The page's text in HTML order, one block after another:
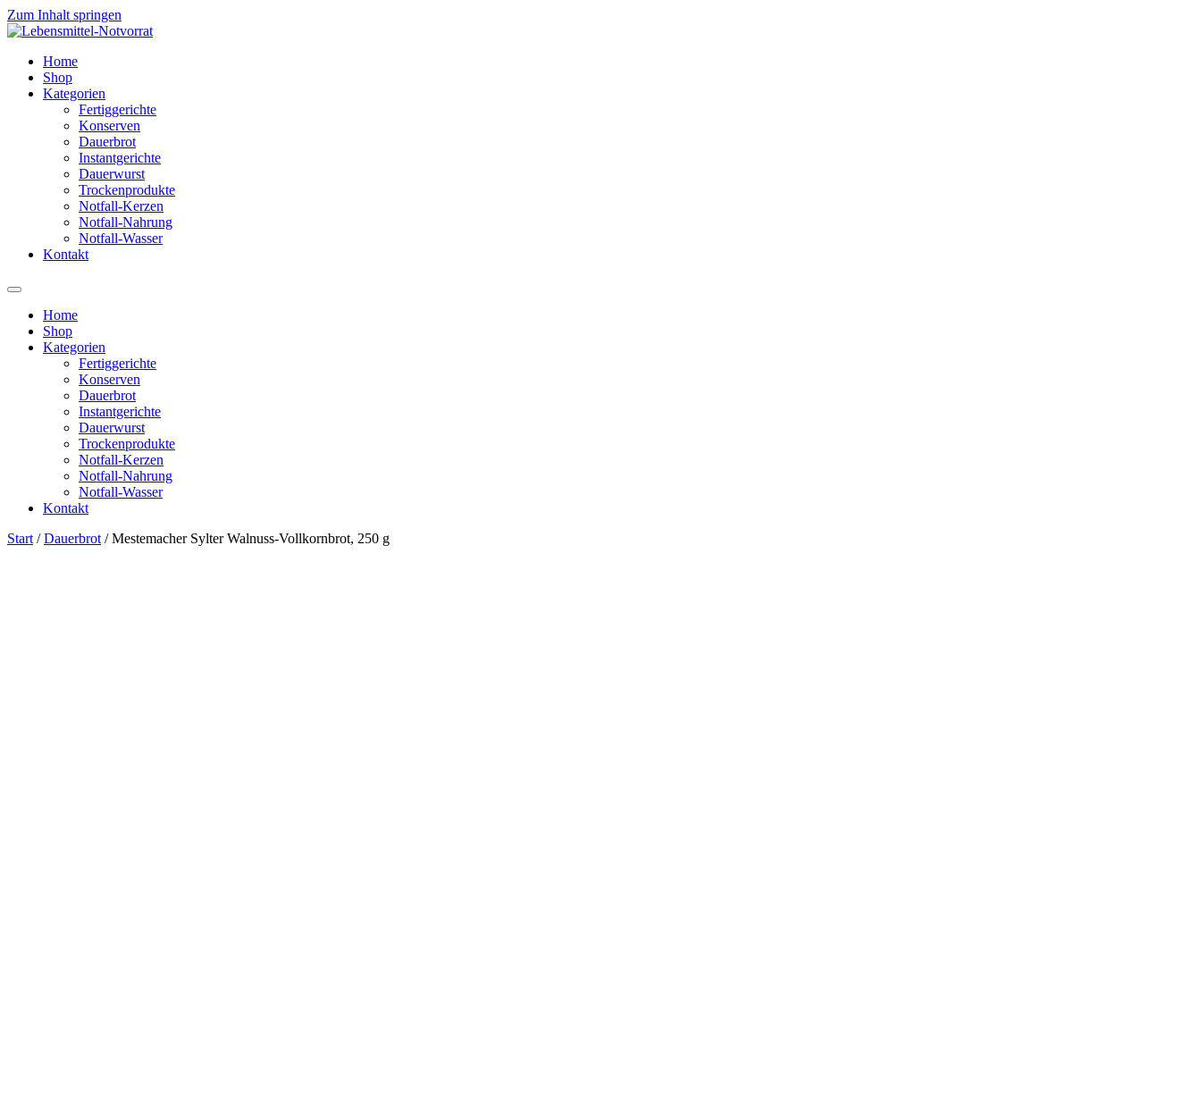
Zum Inhalt springen
Home
Shop
Kategorien
Fertiggerichte
Konserven
Dauerbrot
Instantgerichte
Dauerwurst
Trockenprodukte
Notfall-Kerzen
Notfall-Nahrung
Notfall-Wasser
Kontakt
Home
Shop
Kategorien
Fertiggerichte
Konserven
Dauerbrot
Instantgerichte
Dauerwurst
Trockenprodukte
Notfall-Kerzen
Notfall-Nahrung
Notfall-Wasser
Kontakt
Start /Dauerbrot / Mestemacher Sylter Walnuss-Vollkornbrot, 250 g